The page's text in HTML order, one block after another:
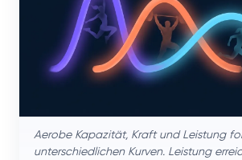
Aerobe Kapazität, Kraft und Leistung
unterschiedlichen Kurven. Leistung